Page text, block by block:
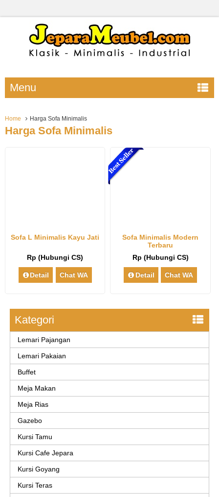
Menu
Home Harga Sofa Minimalis
Harga Sofa Minimalis
Sofa L Minimalis Kayu Jati
Rp (Hubungi CS)
Detail Chat WA
Sofa Minimalis Modern
Terbaru
Rp (Hubungi CS)
Detail Chat WA
Kategori
Lemari Pajangan
Lemari Pakaian
Buffet
Meja Makan
Meja Rias
Gazebo
Kursi Tamu
Kursi Cafe Jepara
Kursi Goyang
Kursi Teras